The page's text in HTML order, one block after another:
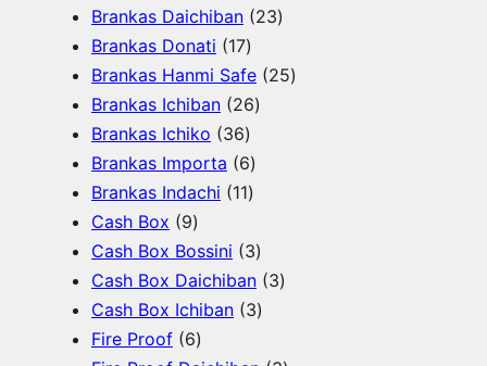
o
d
u
k
P
r
o
d
u
k
P
r
o
d
k
P
r
o
d
u
k
Brankas Daichiban 232
P
Brankas Donati 171
7
P
r
o
d
k
Brankas Hanmi Safe 252
Brankas Ichiban 262
P
d
u
k
Brankas Ichiko 363
6
P
o
d
u
Brankas Importa 66
P
o
d
u
Brankas Indachi 111
P
r
o
Cash Box 99
P
r
o
d
Cash Box Bossini 33
P
r
Cash Box Daichiban 33
Cash Box Ichiban 33
Fire Proof 66